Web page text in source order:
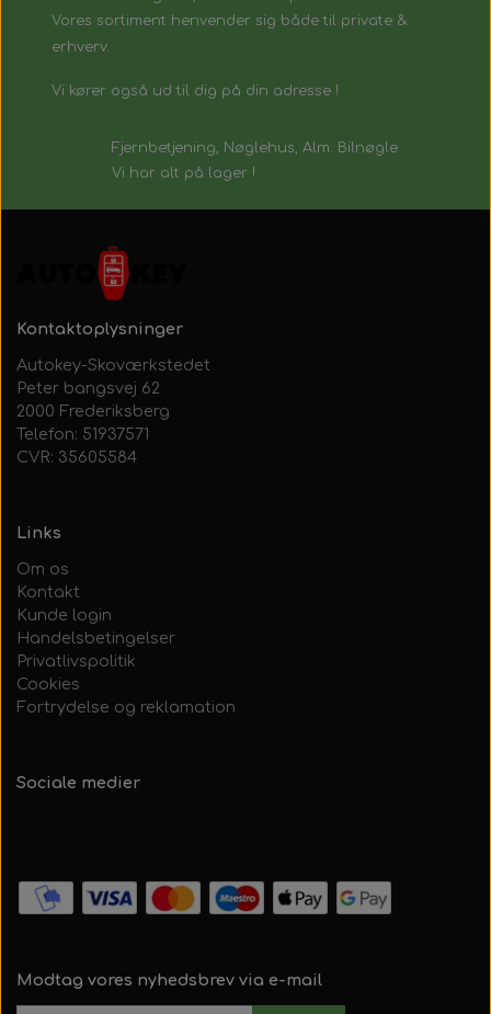
Vores sortiment henvender sig både til private &
erhverv.
Vi kører også ud til dig på din adresse !
Fjernbetjening, Nøglehus, Alm. Bilnøgle
Vi har alt på lager !
Kontaktoplysninger
Autokey-Skoværkstedet
Peter bangsvej 62
2000 Frederiksberg
Telefon: 51937571
CVR: 35605584
Links
Om os
Kontakt
Kunde login
Handelsbetingelser
Privatlivspolitik
Cookies
Fortrydelse og reklamation
Sociale medier
Modtag vores nyhedsbrev via e-mail